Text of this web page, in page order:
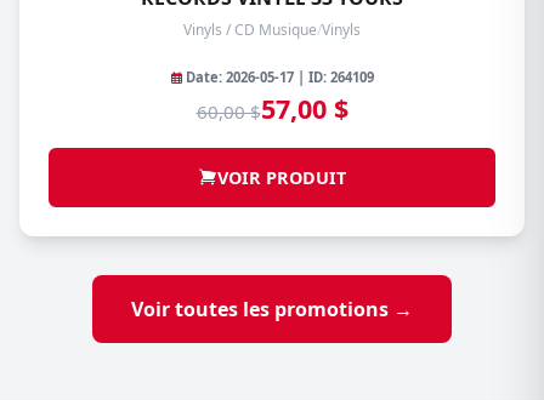
Vinyls / CD Musique/Vinyls
Date: 2026-05-17 | ID: 264109
60,00 $57,00 $
VOIR PRODUIT
Voir toutes les promotions →